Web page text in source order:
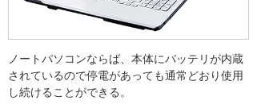
ノートパソコンならば、本体にバッテリが内蔵
されているので停電があっても通常どおり使用
し続けることができる。